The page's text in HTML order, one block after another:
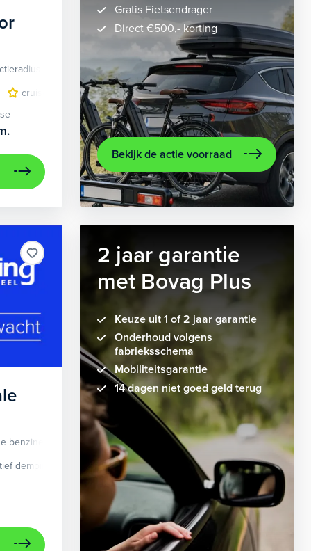
velgen 5-spaaks 18"
volledig digitaal
Elektrisch
cruise control adaptief LED koplampen
lichtmetalen
Gratis Fietsendrager
Direct €500,- korting
Bekijk de actie voorraad
cruise control adaptief dodehoek detectie
elektrisch
benzine
Automaat
demping systeem Apple Carplay/Android Auto
audio
2 jaar garantie
met Bovag Plus
Keuze uit 1 of 2 jaar garantie
Onderhoud volgens
fabrieksschema
Mobiliteitsgarantie
14 dagen niet goed geld terug